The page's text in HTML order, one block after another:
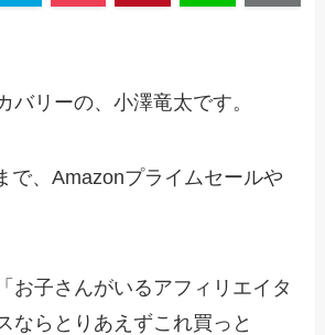
バリーの、小澤竜太です。
で、Amazonプライムセールや
お子さんがいるアフィリエイタ
ならとりあえずこれ買っと